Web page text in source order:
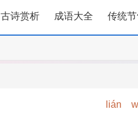
古诗赏析 成语大全 传统
lián